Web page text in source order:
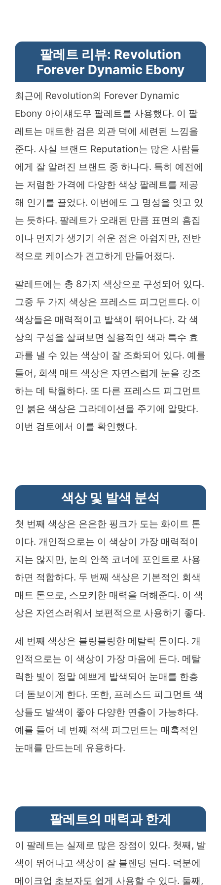
팔레트 리뷰: Revolution
Forever Dynamic Ebony
최근에 Revolution의 Forever Dynamic
Ebony 아이섀도우 팔레트를 사용했다. 이 팔
레트는 매트한 검은 외관 덕에 세련된 느낌을
준다. 사실 브랜드 Reputation는 많은 사람들
에게 잘 알려진 브랜드 중 하나다. 특히 예전에
는 저렴한 가격에 다양한 색상 팔레트를 제공
해 인기를 끌었다. 이번에도 그 명성을 잇고 있
는 듯하다. 팔레트가 오래된 만큼 표면의 흠집
이나 먼지가 생기기 쉬운 점은 아쉽지만, 전반
적으로 케이스가 견고하게 만들어졌다.
팔레트에는 총 8가지 색상으로 구성되어 있다.
그중 두 가지 색상은 프레스드 피그먼트다. 이
색상들은 매력적이고 발색이 뛰어나다. 각 색
상의 구성을 살펴보면 실용적인 색과 특수 효
과를 낼 수 있는 색상이 잘 조화되어 있다. 예를
들어, 회색 매트 색상은 자연스럽게 눈을 강조
하는 데 탁월하다. 또 다른 프레스드 피그먼트
인 붉은 색상은 그라데이션을 주기에 알맞다.
이번 검토에서 이를 확인했다.
색상 및 발색 분석
첫 번째 색상은 은은한 핑크가 도는 화이트 톤
이다. 개인적으로는 이 색상이 가장 매력적이
지는 않지만, 눈의 안쪽 코너에 포인트로 사용
하면 적합하다. 두 번째 색상은 기본적인 회색
매트 톤으로, 스모키한 매력을 더해준다. 이 색
상은 자연스러워서 보편적으로 사용하기 좋다.
세 번째 색상은 블링블링한 메탈릭 톤이다. 개
인적으로는 이 색상이 가장 마음에 든다. 메탈
릭한 빛이 정말 예쁘게 발색되어 눈매를 한층
더 돋보이게 한다. 또한, 프레스드 피그먼트 색
상들도 발색이 좋아 다양한 연출이 가능하다.
예를 들어 네 번째 적색 피그먼트는 매혹적인
눈매를 만드는데 유용하다.
팔레트의 매력과 한계
이 팔레트는 실제로 많은 장점이 있다. 첫째, 발
색이 뛰어나고 색상이 잘 블렌딩 된다. 덕분에
메이크업 초보자도 쉽게 사용할 수 있다. 둘째,